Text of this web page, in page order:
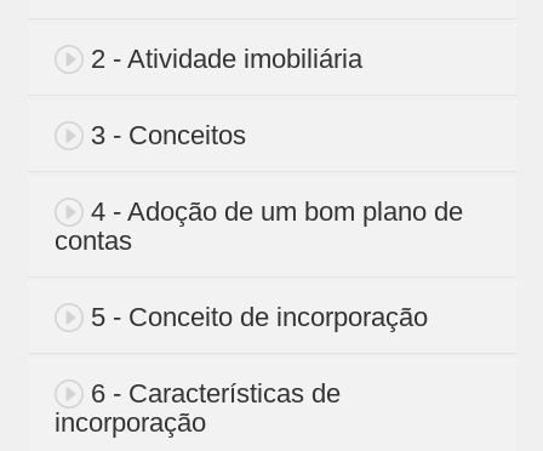
2 - Atividade imobiliária
3 - Conceitos
4 - Adoção de um bom plano de
contas
5 - Conceito de incorporação
6 - Características de
incorporação